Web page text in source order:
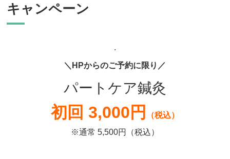
キャンペーン
.
＼HPからのご予約に限り／
パートケア鍼灸
初回 3,000円
（税込）
※通常 5,500円（税込）